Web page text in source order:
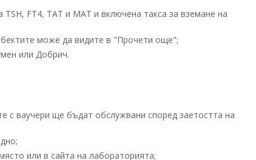
FT4, TAT и MAT и включена такса за вземане на
може да видите в "Прочети още";
или Добрич.
с ваучери ще бъдат обслужвани според заетостта на
или в сайта на лабораторията;